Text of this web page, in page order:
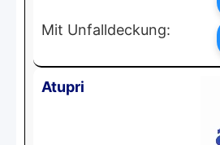
Mit Unfalldeckung:
Atupri